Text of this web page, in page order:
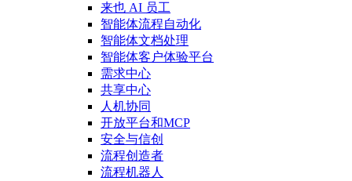
来也 AI 员工
智能体流程自动化
智能体文档处理
智能体客户体验平台
需求中心
共享中心
人机协同
开放平台和MCP
安全与信创
流程创造者
流程机器人